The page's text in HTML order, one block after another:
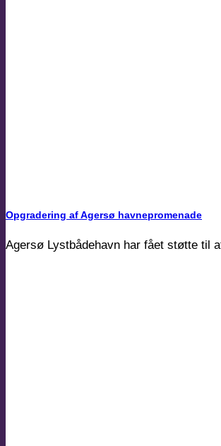
Opgradering af Agersø havnepromenade
Agersø Lystbådehavn har fået støtte til